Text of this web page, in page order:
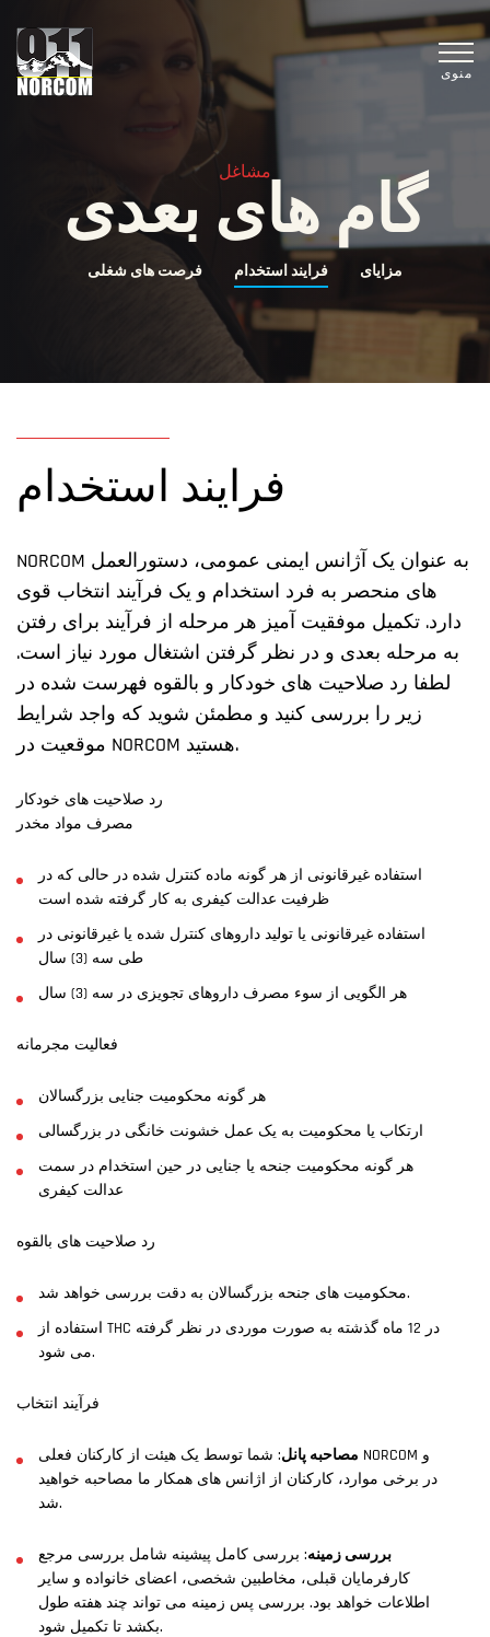
منوی
مشاغل
گام های بعدی
فرصت های شغلی فرایند استخدام مزایای
فرایند استخدام
NORCOM به عنوان یک آژانس ایمنی عمومی، دستورالعمل
های منحصر به فرد استخدام و یک فرآیند انتخاب قوی
دارد. تکمیل موفقیت آمیز هر مرحله از فرآیند برای رفتن
به مرحله بعدی و در نظر گرفتن اشتغال مورد نیاز است.
لطفا رد صلاحیت های خودکار و بالقوه فهرست شده در
زیر را بررسی کنید و مطمئن شوید که واجد شرایط
موقعیت در NORCOM هستید.
رد صلاحیت های خودکار
مصرف مواد مخدر
استفاده غیرقانونی از هر گونه ماده کنترل شده در حالی که در
ظرفیت عدالت کیفری به کار گرفته شده است
استفاده غیرقانونی یا تولید داروهای کنترل شده یا غیرقانونی در
طی سه (3) سال
هر الگویی از سوء مصرف داروهای تجویزی در سه (3) سال
فعالیت مجرمانه
هر گونه محکومیت جنایی بزرگسالان
ارتکاب یا محکومیت به یک عمل خشونت خانگی در بزرگسالی
هر گونه محکومیت جنحه یا جنایی در حین استخدام در سمت
عدالت کیفری
رد صلاحیت های بالقوه
محکومیت های جنحه بزرگسالان به دقت بررسی خواهد شد.
استفاده از THC در 12 ماه گذشته به صورت موردی در نظر گرفته
می شود.
فرآیند انتخاب
مصاحبه پانل: شما توسط یک هیئت از کارکنان فعلی NORCOM و
در برخی موارد، کارکنان از اژانس های همکار ما مصاحبه خواهید
شد.
بررسی زمینه: بررسی کامل پیشینه شامل بررسی مرجع
کارفرمایان قبلی، مخاطبین شخصی، اعضای خانواده و سایر
اطلاعات خواهد بود. بررسی پس زمینه می تواند چند هفته طول
بکشد تا تکمیل شود.